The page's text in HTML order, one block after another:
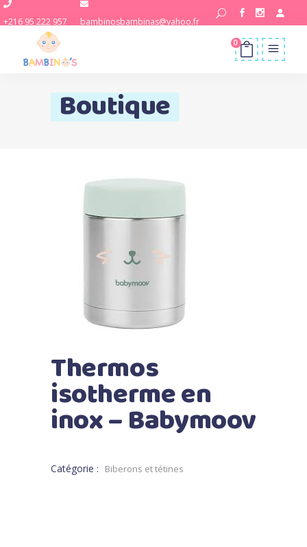
+216 95 222 957 bambinosbambinas@yahoo.fr
0
Boutique
Thermos
isotherme en
inox – Babymoov
Catégorie : Biberons et tétines